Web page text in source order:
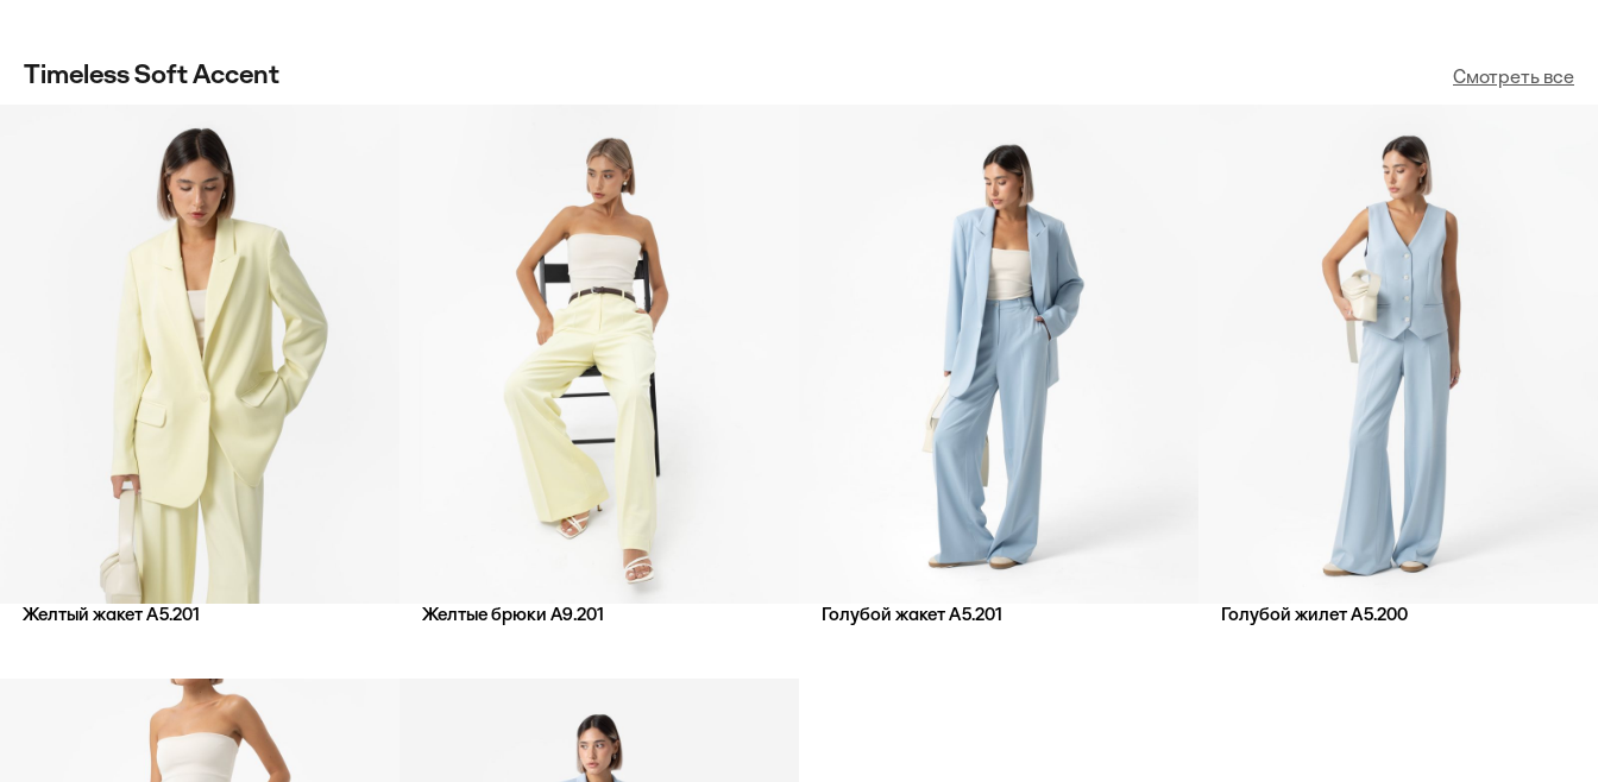
Timeless Soft Accent Смотреть все
Желтый жакет А5.201 Желтые брюки А9.201 Голубой жакет А5.201 Голубой жилет А5.200